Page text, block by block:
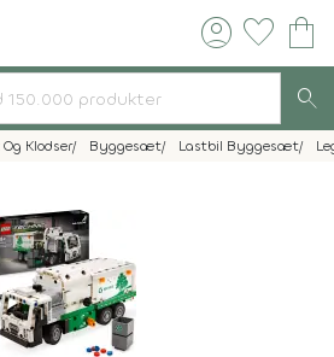
account_circle favorite shopping_bag
search
Klodser Byggesæt Lastbil Byggesæt